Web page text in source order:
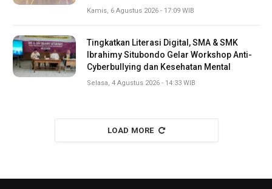
Kamis, 6 Agustus 2026 - 17:09 WIB
Tingkatkan Literasi Digital, SMA & SMK
Ibrahimy Situbondo Gelar Workshop Anti-
Cyberbullying dan Kesehatan Mental
Selasa, 4 Agustus 2026 - 14:33 WIB
LOAD MORE